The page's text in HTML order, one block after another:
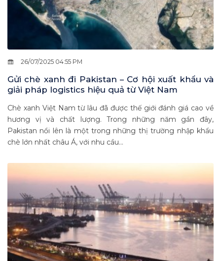
26/07/2025 04:55 PM
Gửi chè xanh đi Pakistan – Cơ hội xuất khẩu và
giải pháp logistics hiệu quả từ Việt Nam
Chè xanh Việt Nam từ lâu đã được thế giới đánh giá cao về
hương vị và chất lượng. Trong những năm gần đây,
Pakistan nổi lên là một trong những thị trường nhập khẩu
chè lớn nhất châu Á, với nhu cầu...